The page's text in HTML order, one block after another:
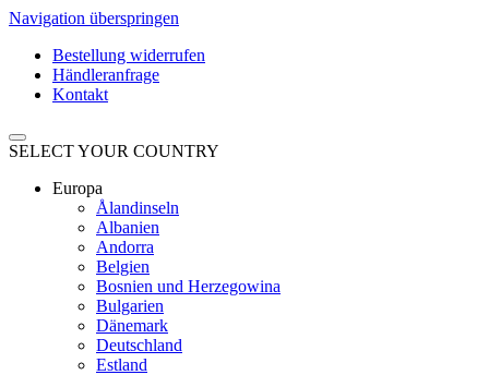
Navigation überspringen
Bestellung widerrufen
Händleranfrage
Kontakt
SELECT YOUR COUNTRY
Europa
Ålandinseln
Albanien
Andorra
Belgien
Bosnien und Herzegowina
Bulgarien
Dänemark
Deutschland
Estland